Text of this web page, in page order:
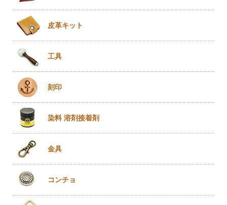
皮革キット
工具
刻印
染料 溶剤接着剤
金具
コンチョ